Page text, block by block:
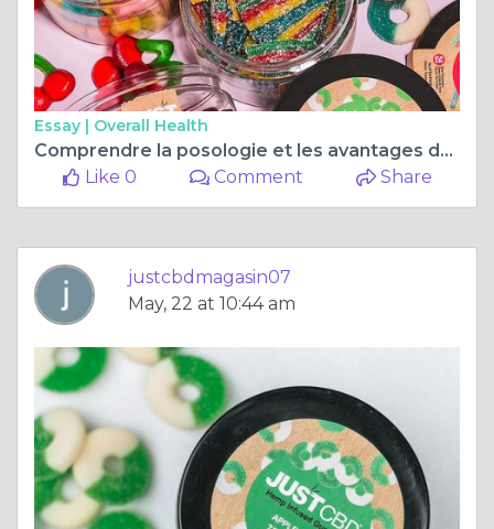
Essay | Overall Health
Comprendre la posologie et les avantages du Doliprane
Like 0
Comment Share
justcbdmagasin07
May, 22 at 10:44 am